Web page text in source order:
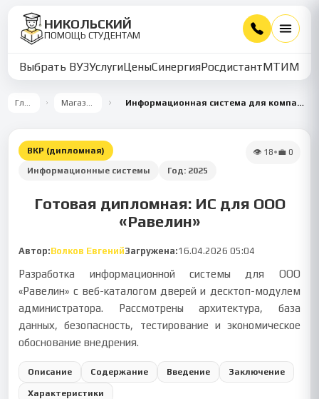
НИКОЛЬСКИЙ
ПОМОЩЬ СТУДЕНТАМ
Выбрать ВУЗУслугиЦеныСинергияРосдистантМТИММУ
Главная Магазин работ Информационная система для компании по продаже входных дверей ООО «Равелин»
ВКР (дипломная)
Информационные системы
Год: 2025
👁 18•💼 0
Готовая дипломная: ИС для ООО
«Равелин»
Автор:Волков ЕвгенийЗагружена:16.04.2026 05:04
Разработка информационной системы для ООО
«Равелин» с веб-каталогом дверей и десктоп-модулем
администратора. Рассмотрены архитектура, база
данных, безопасность, тестирование и экономическое
обоснование внедрения.
Описание Содержание Введение Заключение
Характеристики